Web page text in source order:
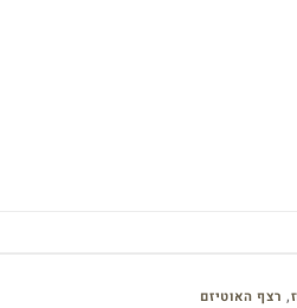
, רצף האוטיזם